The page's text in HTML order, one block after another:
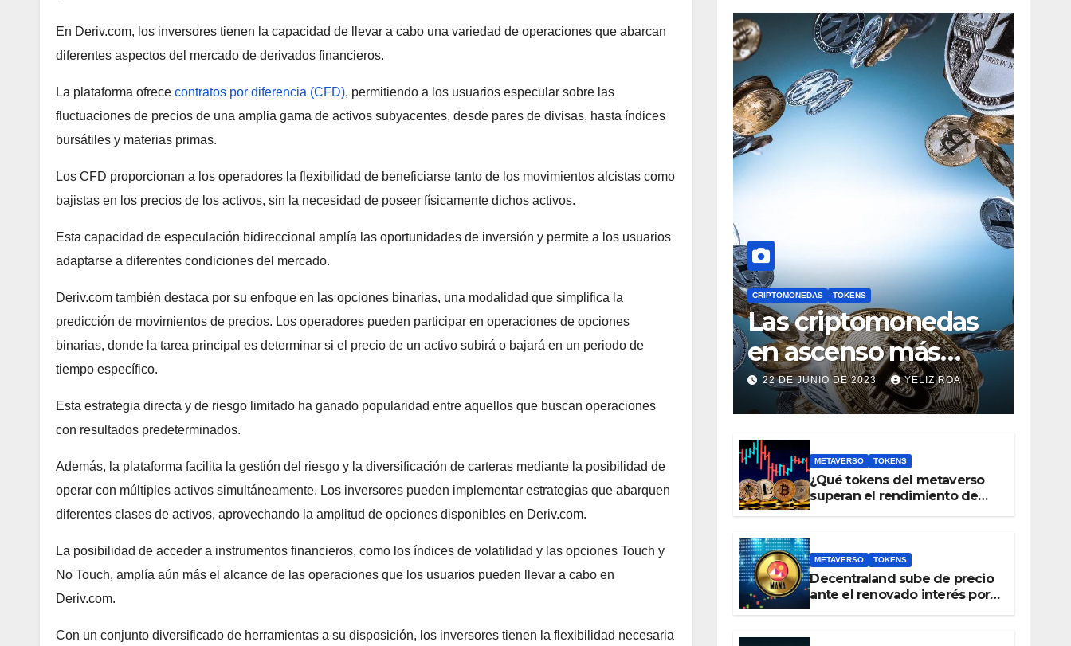
En Deriv.com, los inversores tienen la capacidad de llevar a cabo una variedad de operaciones que abarcan
diferentes aspectos del mercado de derivados financieros.
La plataforma ofrece contratos por diferencia (CFD), permitiendo a los usuarios especular sobre las
fluctuaciones de precios de una amplia gama de activos subyacentes, desde pares de divisas, hasta índices
bursátiles y materias primas.
Los CFD proporcionan a los operadores la flexibilidad de beneficiarse tanto de los movimientos alcistas como
bajistas en los precios de los activos, sin la necesidad de poseer físicamente dichos activos.
Esta capacidad de especulación bidireccional amplía las oportunidades de inversión y permite a los usuarios
adaptarse a diferentes condiciones del mercado.
Deriv.com también destaca por su enfoque en las opciones binarias, una modalidad que simplifica la
predicción de movimientos de precios. Los operadores pueden participar en operaciones de opciones
binarias, donde la tarea principal es determinar si el precio de un activo subirá o bajará en un periodo de
tiempo específico.
Esta estrategia directa y de riesgo limitado ha ganado popularidad entre aquellos que buscan operaciones
con resultados predeterminados.
Además, la plataforma facilita la gestión del riesgo y la diversificación de carteras mediante la posibilidad de
operar con múltiples activos simultáneamente. Los inversores pueden implementar estrategias que abarquen
diferentes clases de activos, aprovechando la amplitud de opciones disponibles en Deriv.com.
La posibilidad de acceder a instrumentos financieros, como los índices de volatilidad y las opciones Touch y
No Touch, amplía aún más el alcance de las operaciones que los usuarios pueden llevar a cabo en
Deriv.com.
Con un conjunto diversificado de herramientas a su disposición, los inversores tienen la flexibilidad necesaria
CRIPTOMONEDAS TOKENS
Las criptomonedas
en ascenso más
prometedoras, con
un valor inferior a 1
euro
22 DE JUNIO DE 2023 YELIZ ROA
METAVERSO TOKENS
¿Qué tokens del metaverso
superan el rendimiento de
METAVERSO TOKENS
Decentraland sube de precio
ante el renovado interés por